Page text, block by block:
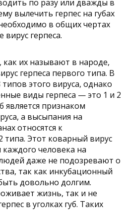
по разу или дважды в
вылечить герпес на губах
в общих чертах
вирус герпеса.
как их называют в народе,
герпеса первого типа. В
этого вируса, однако
виды герпеса — это 1 и 2
является признаком
а высыпания на
относятся к
типа. Этот коварный вирус
человека на
даже не подозревают о
так как инкубационный
довольно долгим.
жизнь, так и не
в уголках губ. Таких